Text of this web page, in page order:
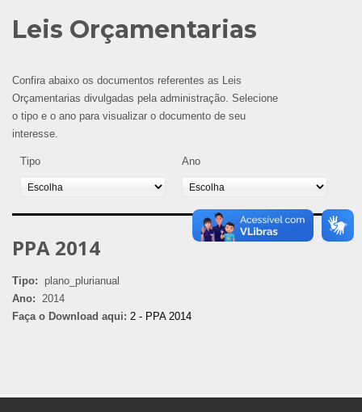
Leis Orçamentarias
Confira abaixo os documentos referentes as Leis
Orçamentarias divulgadas pela administração. Selecione
o tipo e o ano para visualizar o documento de seu
interesse.
Tipo Ano
PPA 2014
Tipo:
plano_plurianual
Ano:
2014
Faça o Download aqui: 2 - PPA 2014